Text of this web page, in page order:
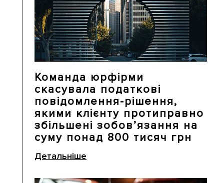
Команда юрфірми
скасувала податкові
повідомлення-рішення,
якими клієнту протиправно
збільшені зобов’язання на
суму понад 800 тисяч грн
Детальніше